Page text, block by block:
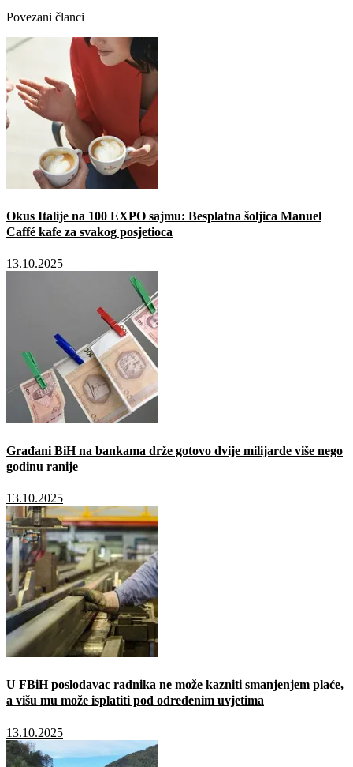
Povezani članci
Okus Italije na 100 EXPO sajmu: Besplatna šoljica Manuel
Caffé kafe za svakog posjetioca
13.10.2025
Građani BiH na bankama drže gotovo dvije milijarde više nego
godinu ranije
13.10.2025
U FBiH poslodavac radnika ne može kazniti smanjenjem plaće,
a višu mu može isplatiti pod određenim uvjetima
13.10.2025